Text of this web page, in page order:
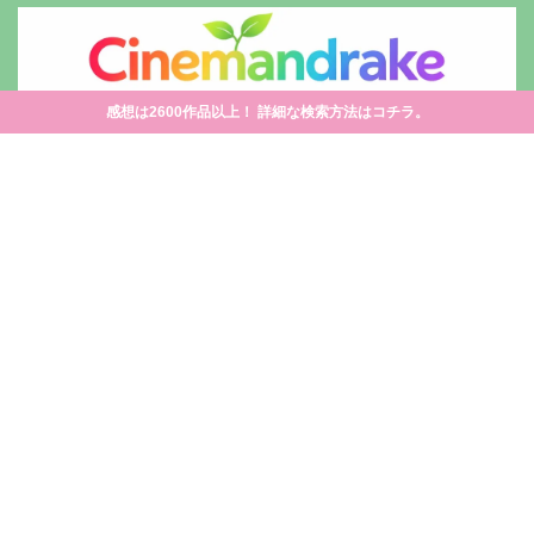
感想は2600作品以上！ 詳細な検索方法はコチラ。